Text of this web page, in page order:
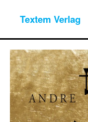
Textem Verlag